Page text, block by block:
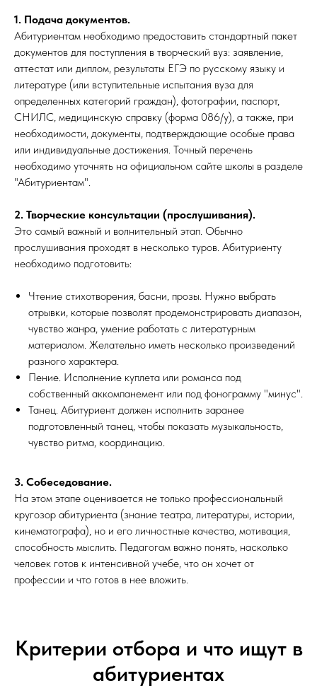
1. Подача документов.
Абитуриентам необходимо предоставить стандартный пакет
документов для поступления в творческий вуз: заявление,
аттестат или диплом, результаты ЕГЭ по русскому языку и
литературе (или вступительные испытания вуза для
определенных категорий граждан), фотографии, паспорт,
СНИЛС, медицинскую справку (форма 086/у), а также, при
необходимости, документы, подтверждающие особые права
или индивидуальные достижения. Точный перечень
необходимо уточнять на официальном сайте школы в разделе
"Абитуриентам".
2. Творческие консультации (прослушивания).
Это самый важный и волнительный этап. Обычно
прослушивания проходят в несколько туров. Абитуриенту
необходимо подготовить:
Чтение стихотворения, басни, прозы. Нужно выбрать
отрывки, которые позволят продемонстрировать диапазон,
чувство жанра, умение работать с литературным
материалом. Желательно иметь несколько произведений
разного характера.
Пение. Исполнение куплета или романса под
собственный аккомпанемент или под фонограмму "минус".
Танец. Абитуриент должен исполнить заранее
подготовленный танец, чтобы показать музыкальность,
чувство ритма, координацию.
3. Собеседование.
На этом этапе оценивается не только профессиональный
кругозор абитуриента (знание театра, литературы, истории,
кинематографа), но и его личностные качества, мотивация,
способность мыслить. Педагогам важно понять, насколько
человек готов к интенсивной учебе, что он хочет от
профессии и что готов в нее вложить.
Критерии отбора и что ищут в
абитуриентах